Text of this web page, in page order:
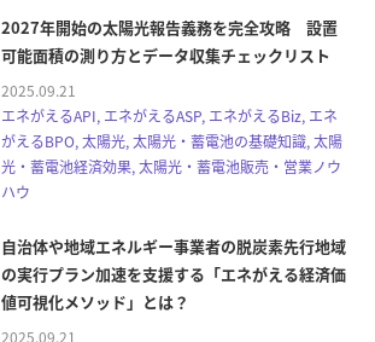
2027年開始の太陽光報告義務を完全攻略 設置
可能面積の測り方とデータ収集チェックリスト
2025.09.21
エネがえるAPI, エネがえるASP, エネがえるBiz, エネ
がえるBPO, 太陽光, 太陽光・蓄電池の基礎知識, 太陽
光・蓄電池経済効果, 太陽光・蓄電池販売・営業ノウ
ハウ
自治体や地域エネルギー事業者の脱炭素先行地域
の実行プラン加速を支援する「エネがえる経済価
値可視化メソッド」とは？
2025.09.21